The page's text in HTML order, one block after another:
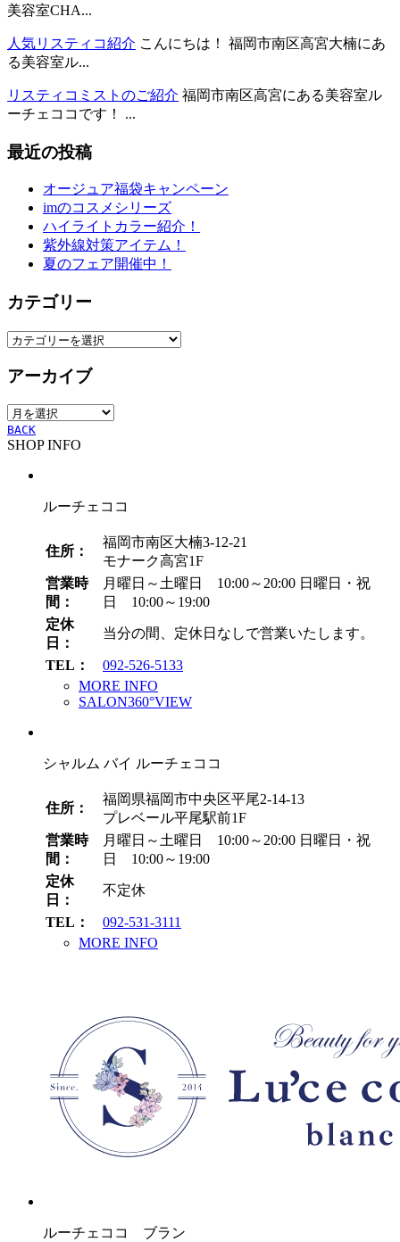
美容室CHA...
人気リスティコ紹介 こんにちは！ 福岡市南区高宮大楠にあ
る美容室ル...
リスティコミストのご紹介 福岡市南区高宮にある美容室ル
ーチェココです！ ...
最近の投稿
オージュア福袋キャンペーン
imのコスメシリーズ
ハイライトカラー紹介！
紫外線対策アイテム！
夏のフェア開催中！
カテゴリー
カ
ゴ
ー
アーカイブ
ア
ー
カ
BACK
SHOP INFO
ルーチェココ
住所：
福岡市南区大楠3-12-21
モナーク高宮1F
営業時
間：
月曜日～土曜日 10:00～20:00 日曜日・祝
日 10:00～19:00
定休
日：
当分の間、定休日なしで営業いたします。
TEL：
092-526-5133
MORE INFO
SALON360°VIEW
シャルム バイ ルーチェココ
住所：
福岡県福岡市中央区平尾2-14-13
プレベール平尾駅前1F
営業時
間：
月曜日～土曜日 10:00～20:00 日曜日・祝
日 10:00～19:00
定休
日：
不定休
TEL：
092-531-3111
MORE INFO
ルーチェココ ブラン